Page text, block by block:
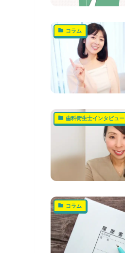
コラム
歯科衛生士インタビュー
コラム